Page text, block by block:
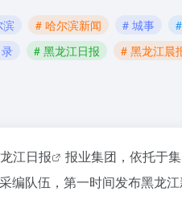
滨 # 哈尔滨新闻 # 城事
# 黑龙江日报 # 黑龙江晨
江日报 报业集团，依托于
编队伍，第一时间发布黑龙